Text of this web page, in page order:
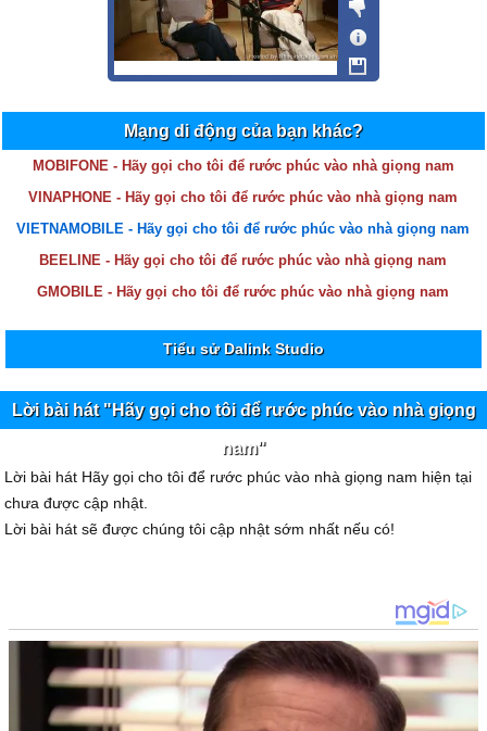
Mạng di động của bạn khác?
MOBIFONE - Hãy gọi cho tôi để rước phúc vào nhà giọng nam
VINAPHONE - Hãy gọi cho tôi để rước phúc vào nhà giọng nam
VIETNAMOBILE - Hãy gọi cho tôi để rước phúc vào nhà giọng nam
BEELINE - Hãy gọi cho tôi để rước phúc vào nhà giọng nam
GMOBILE - Hãy gọi cho tôi để rước phúc vào nhà giọng nam
Tiểu sử Dalink Studio
Lời bài hát "Hãy gọi cho tôi để rước phúc vào nhà giọng
nam"
Lời bài hát Hãy gọi cho tôi để rước phúc vào nhà giọng nam hiện tại
chưa được cập nhật.
Lời bài hát sẽ được chúng tôi cập nhật sớm nhất nếu có!